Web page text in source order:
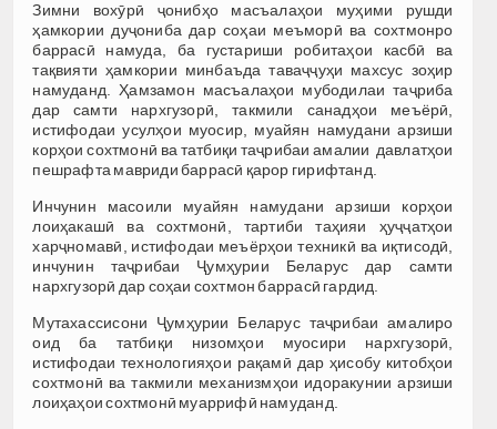
Зимни вохӯрӣ ҷонибҳо масъалаҳои муҳими рушди
ҳамкории дуҷониба дар соҳаи меъморӣ ва сохтмонро
баррасӣ намуда, ба густариши робитаҳои касбӣ ва
тақвияти ҳамкории минбаъда таваҷҷуҳи махсус зоҳир
намуданд. Ҳамзамон масъалаҳои мубодилаи таҷриба
дар самти нархгузорӣ, такмили санадҳои меъёрӣ,
истифодаи усулҳои муосир, муайян намудани арзиши
корҳои сохтмонӣ ва татбиқи таҷрибаи амалии давлатҳои
пешрафта мавриди баррасӣ қарор гирифтанд.
Инчунин масоили муайян намудани арзиши корҳои
лоиҳакашӣ ва сохтмонӣ, тартиби таҳияи ҳуҷҷатҳои
харҷномавӣ, истифодаи меъёрҳои техникӣ ва иқтисодӣ,
инчунин таҷрибаи Ҷумҳурии Беларус дар самти
нархгузорӣ дар соҳаи сохтмон баррасӣ гардид.
Мутахассисони Ҷумҳурии Беларус таҷрибаи амалиро
оид ба татбиқи низомҳои муосири нархгузорӣ,
истифодаи технологияҳои рақамӣ дар ҳисобу китобҳои
сохтмонӣ ва такмили механизмҳои идоракунии арзиши
лоиҳаҳои сохтмонӣ муаррифӣ намуданд.